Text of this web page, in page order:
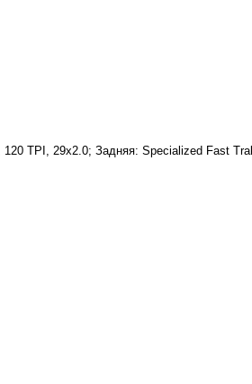
TPI, 29x2.0; Задняя: Specialized Fast